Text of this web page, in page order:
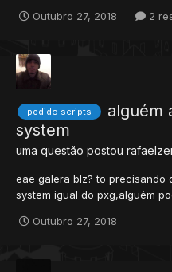
Outubro 27, 2018 2
pedido scripts
alguém
system
uma questão postou
eae galera blz? to precisando
system igual do pxg,alguém
Outubro 27, 2018